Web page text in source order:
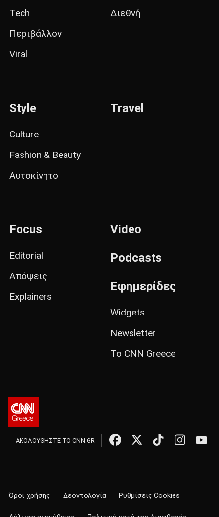
Tech
Περιβάλλον
Viral
Διεθνή
Style
Culture
Fashion & Beauty
Αυτοκίνητο
Travel
Focus
Editorial
Απόψεις
Explainers
Video
Podcasts
Εφημερίδες
Widgets
Newsletter
Το CNN Greece
ΑΚΟΛΟΥΘΗΣΤΕ ΤΟ CNN.GR
Όροι χρήσης Δεοντολογία Ρυθμίσεις Cookies